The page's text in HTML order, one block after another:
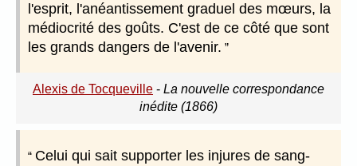
l'esprit, l'anéantissement graduel des mœurs, la
médiocrité des goûts. C'est de ce côté que sont
les grands dangers de l'avenir.
Alexis de Tocqueville - La nouvelle correspondance
inédite (1866)
Celui qui sait supporter les injures de sang-